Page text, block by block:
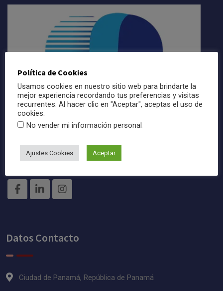
Regulado y Supervisado por la Superintendencia de
Seguros y Reaseguros de Panama.
Datos Contacto
Ciudad de Panamá, República de Panamá
Política de Cookies
Usamos cookies en nuestro sitio web para brindarte la
mejor experiencia recordando tus preferencias y visitas
recurrentes. Al hacer clic en "Aceptar", aceptas el uso de
cookies.
No vender mi información personal.
Ajustes Cookies Aceptar